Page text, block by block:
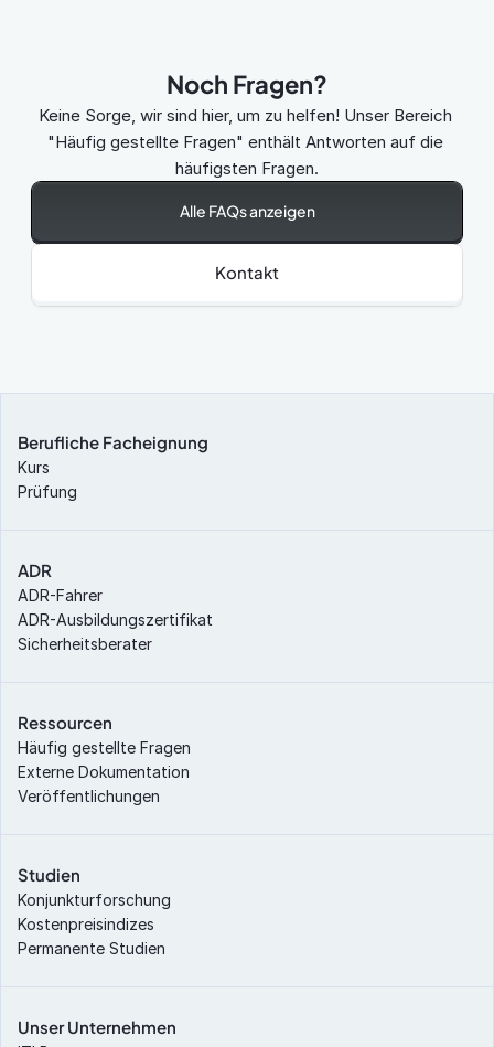
Noch Fragen?
Keine Sorge, wir sind hier, um zu helfen! Unser Bereich
"Häufig gestellte Fragen" enthält Antworten auf die
häufigsten Fragen.
Alle FAQs anzeigen
Kontakt
Berufliche Facheignung
Kurs
Prüfung
ADR
ADR-Fahrer
ADR-Ausbildungszertifikat
Sicherheitsberater
Ressourcen
Häufig gestellte Fragen
Externe Dokumentation
Veröffentlichungen
Studien
Konjunkturforschung
Kostenpreisindizes
Permanente Studien
Unser Unternehmen